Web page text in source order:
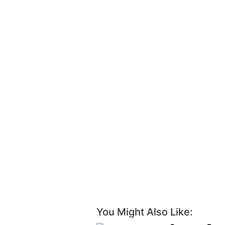
You Might Also Like: